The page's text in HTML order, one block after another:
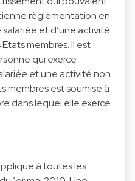
règlementation en
salariée et d’une activité
membres. Il est
qui exerce
et une activité non
membres est soumise à
dans lequel elle exerce
à toutes les